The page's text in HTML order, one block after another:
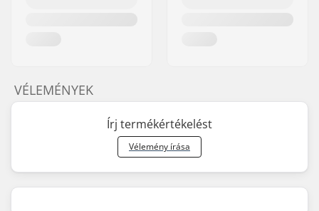
VÉLEMÉNYEK
Írj termékértékelést
Vélemény írása